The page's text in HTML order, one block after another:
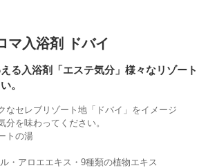
マ入浴剤 ドバイ
る入浴剤「エステ気分」様々なリゾート
。
なセレブリゾート地「ドバイ」をイメージ
分を味わってください。
トの湯
・アロエエキス・9種類の植物エキス